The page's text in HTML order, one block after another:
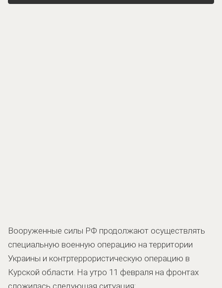
Вооруженные силы РФ продолжают осуществлять
специальную военную операцию на территории
Украины и контртеррористическую операцию в
Курской области. На утро 11 февраля на фронтах
сложилась следующая ситуация: